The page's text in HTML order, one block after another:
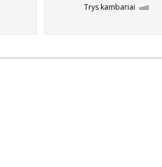
Trys kambariai